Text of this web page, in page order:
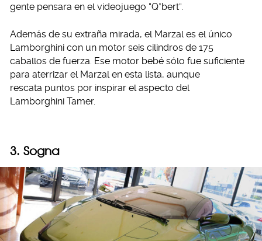
gente pensara en el videojuego “Q*bert”.
Además de su extraña mirada, el Marzal es el único
Lamborghini con un motor seis cilindros de 175
caballos de fuerza. Ese motor bebé sólo fue suficiente
para aterrizar el Marzal en esta lista, aunque
rescata puntos por inspirar el aspecto del
Lamborghini Tamer.
3. Sogna